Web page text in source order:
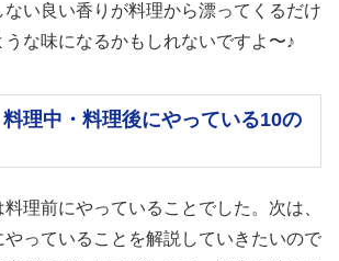
ない良い香りが料理から漂ってくるだけ
な味になるかもしれないですよ〜♪
理中・料理後にやっている10の
理前にやっていることでした。次は、
っていることを解説していきたいので